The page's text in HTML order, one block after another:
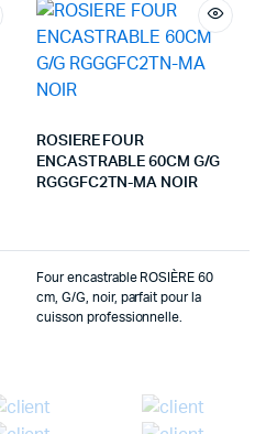
ROSIERE FOUR
ENCASTRABLE 60CM G/G
RGGGFC2TN-MA NOIR
Four encastrable ROSIÈRE 60
cm, G/G, noir, parfait pour la
cuisson professionnelle.